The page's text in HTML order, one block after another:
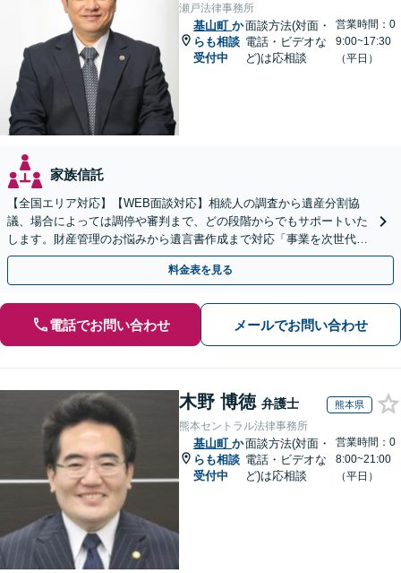
瀬戸法律事務所
基山町 か
らも相談
受付中
面談方法(対面・
電話・ビデオな
ど)は応相談
営業時間：0
9:00~17:30
（平日）
家族信託
【全国エリア対応】【WEB面談対応】相続人の調査から遺産分割協
議、場合によっては調停や審判まで、どの段階からでもサポートいた
します。財産管理のお悩みから遺言書作成まで対応「事業を次世代に
引き継ぐ安心の事業承継をサポート」【完全個室相談】
料金表を見る
電話でお問い合わせ メールでお問い合わせ
木野 博徳 弁護士 熊本県
熊本セントラル法律事務所
基山町 か
らも相談
受付中
面談方法(対面・
電話・ビデオな
ど)は応相談
営業時間：0
8:00~21:00
（平日）